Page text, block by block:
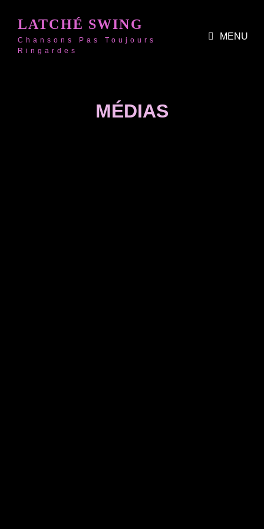
LATCHÉ SWING
Chansons Pas Toujours
Ringardes
MENU
MÉDIAS